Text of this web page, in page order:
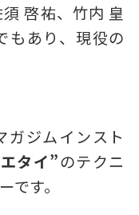
啓祐、竹内 皇
もあり、現役の
ガジムインスト
タイ”のテクニ
です。